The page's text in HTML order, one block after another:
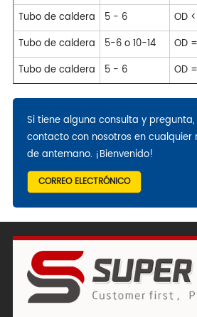
Tubo de caldera
5 - 6
OD
Tubo de caldera
5-6 o 10-14
OD
Tubo de caldera
5 - 6 OD
Si tiene alguna consulta y
contacto con nosotros en cualquier
de antemano. ¡Bienvenido!
CORREO ELECTRÓNICO